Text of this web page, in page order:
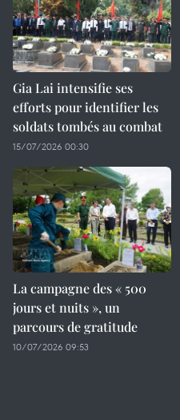
Gia Lai intensifie ses
efforts pour identifier les
soldats tombés au combat
15/07/2026 00:30
La campagne des « 500
jours et nuits », un
parcours de gratitude
10/07/2026 09:53